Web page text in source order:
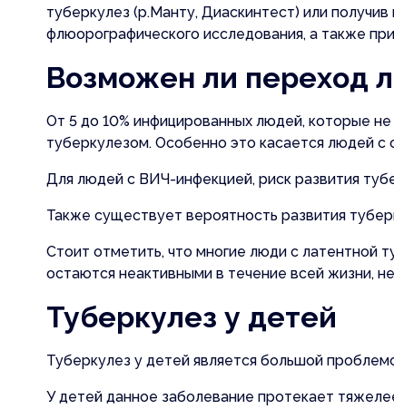
туберкулез (р.Манту, Диаскинтест) или
флюорографического исследования, а также
Возможен ли переход
От 5 до 10% инфицированных людей, которые
туберкулезом. Особенно это касается людей
Для людей с ВИЧ-инфекцией, риск развития
Также существует вероятность развития
Стоит отметить, что многие люди с латентной
остаются неактивными в течение всей жизни,
Туберкулез у детей
Туберкулез у детей является большой
У детей данное заболевание протекает